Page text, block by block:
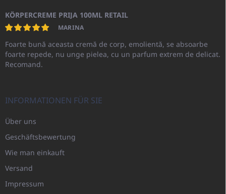
KÖRPERCREME PRIJA 100ML RETAIL
MARINA
Foarte bună aceasta cremă de corp, emolientă, se absoarbe
foarte repede, nu unge pielea, cu un parfum extrem de delicat.
Recomand.
INFORMATIONEN FÜR SIE
Über uns
Geschäftsbewertung
Wie man einkauft
Versand
Impressum